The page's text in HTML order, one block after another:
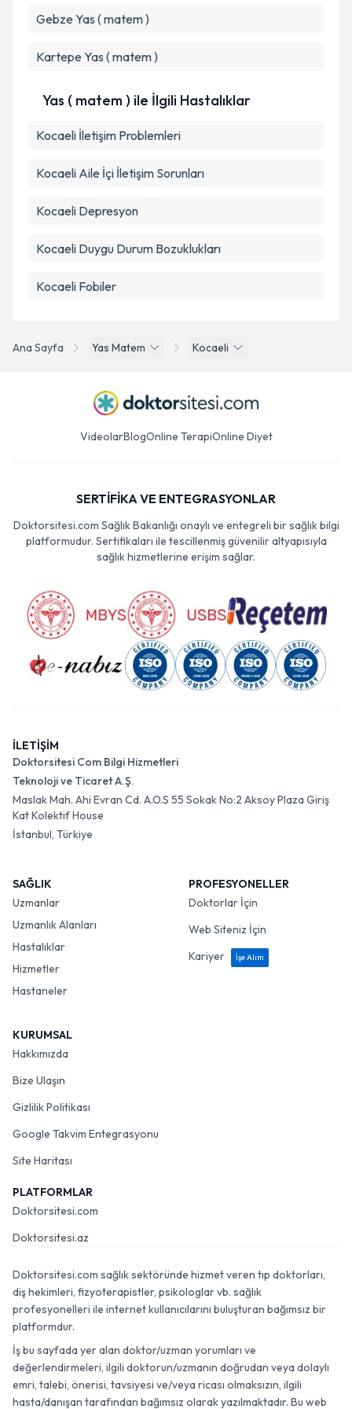
Ana Sayfa Yas Matem Kocaeli
Gebze Yas ( matem )
Kartepe Yas ( matem )
Yas ( matem ) ile İlgili Hastalıklar
Kocaeli İletişim Problemleri
Kocaeli Aile İçi İletişim Sorunları
Kocaeli Depresyon
Kocaeli Duygu Durum Bozuklukları
Kocaeli Fobiler
VideolarBlogOnline TerapiOnline Diyet
SERTİFİKA VE ENTEGRASYONLAR
Doktorsitesi.com Sağlık Bakanlığı onaylı ve entegreli bir sağlık bilgi
platformudur. Sertifikaları ile tescillenmiş güvenilir altyapısıyla
sağlık hizmetlerine erişim sağlar.
İLETİŞİM
Doktorsitesi Com Bilgi Hizmetleri
Teknoloji ve Ticaret A.Ş.
Maslak Mah. Ahi Evran Cd. A.O.S 55 Sokak No:2 Aksoy Plaza Giriş
Kat Kolektif House
İstanbul, Türkiye
SAĞLIK
Uzmanlar
Uzmanlık Alanları
Hastalıklar
Hizmetler
Hastaneler
PROFESYONELLER
Doktorlar İçin
Web Siteniz İçin
Kariyer
İşe Alım
KURUMSAL
Hakkımızda
Bize Ulaşın
Gizlilik Politikası
Google Takvim Entegrasyonu
Site Haritası
PLATFORMLAR
Doktorsitesi.com
Doktorsitesi.az
Doktorsitesi.com sağlık sektöründe hizmet veren tıp doktorları,
diş hekimleri, fizyoterapistler, psikologlar vb. sağlık
profesyonelleri ile internet kullanıcılarını buluşturan bağımsız bir
platformdur.
İş bu sayfada yer alan doktor/uzman yorumları ve
değerlendirmeleri, ilgili doktorun/uzmanın doğrudan veya dolaylı
emri, talebi, önerisi, tavsiyesi ve/veya ricası olmaksızın, ilgili
hasta/danışan tarafından bağımsız olarak yazılmaktadır. Bu web